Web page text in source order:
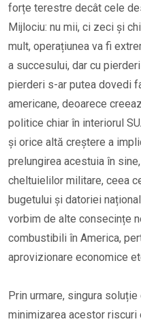
forțe terestre decât cele
Mijlociu: nu mii, ci zeci și
mult, operațiunea va fi
a succesului, dar cu
pierderi s-ar putea dovedi
americane, deoarece
politice chiar în interiorul
și orice altă creștere a
prelungirea acestuia în
cheltuielilor militare, ceea
bugetului și datoriei
vorbim de alte consecințe
combustibili în America,
aprovizionare economice
Prin urmare, singura soluție
minimizarea acestor